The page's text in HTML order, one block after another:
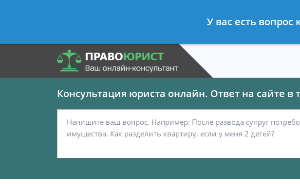
- Юрист по гражданскому праву
Консультация юриста онлайн. Ответ на сайте в
У вас есть вопрос